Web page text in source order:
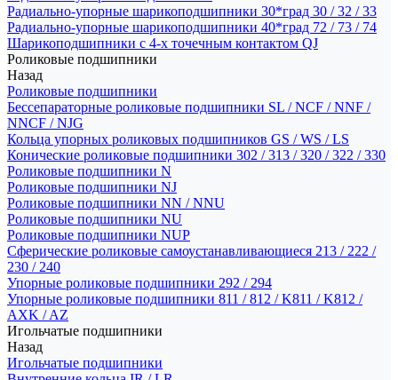
Радиально-упорные шарикоподшипники 30*град 30 / 32 / 33
Радиально-упорные шарикоподшипники 40*град 72 / 73 / 74
Шарикоподшипники с 4-х точечным контактом QJ
Роликовые подшипники
Назад
Роликовые подшипники
Бессепараторные роликовые подшипники SL / NCF / NNF /
NNCF / NJG
Кольца упорных роликовых подшипников GS / WS / LS
Конические роликовые подшипники 302 / 313 / 320 / 322 / 330
Роликовые подшипники N
Роликовые подшипники NJ
Роликовые подшипники NN / NNU
Роликовые подшипники NU
Роликовые подшипники NUP
Сферические роликовые самоустанавливающиеся 213 / 222 /
230 / 240
Упорные роликовые подшипники 292 / 294
Упорные роликовые подшипники 811 / 812 / K811 / K812 /
AXK / AZ
Игольчатые подшипники
Назад
Игольчатые подшипники